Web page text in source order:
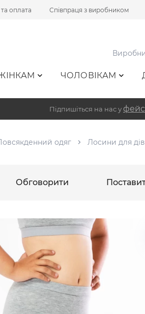
оплата Співпраця з виробником
ЧОЛОВІКАМ
Підпишіться на нас у
одяг Лосини для
Обговорити